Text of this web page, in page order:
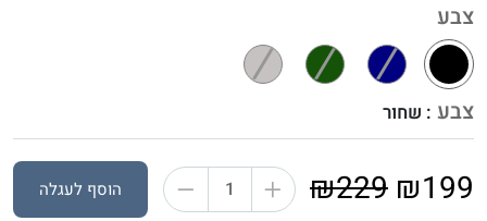
צבע
צבע : שחור
₪199
₪229 הוסף לעגלה